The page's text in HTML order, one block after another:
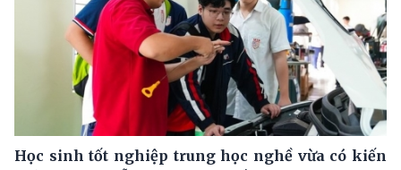
Học sinh tốt nghiệp trung học nghề vừa có kiến